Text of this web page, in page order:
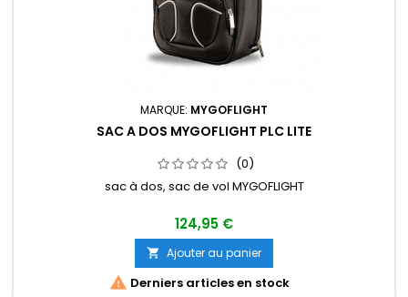
MARQUE: MYGOFLIGHT
SAC A DOS MYGOFLIGHT PLC LITE
(0)
sac à dos, sac de vol MYGOFLIGHT
124,95 €
 Ajouter au panier
 Derniers articles en stock